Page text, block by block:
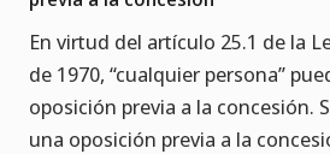
En virtud del artículo 25.1 de la
de 1970, “cualquier persona”
oposición previa a la concesión.
una oposición previa a la